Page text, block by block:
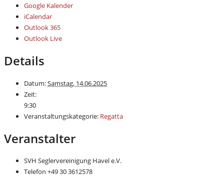
Google Kalender
iCalendar
Outlook 365
Outlook Live
Details
Datum:Samstag, 14.06.2025
Zeit:
9:30
Veranstaltungskategorie: Regatta
Veranstalter
SVH Seglervereinigung Havel e.V.
Telefon +49 30 3612578